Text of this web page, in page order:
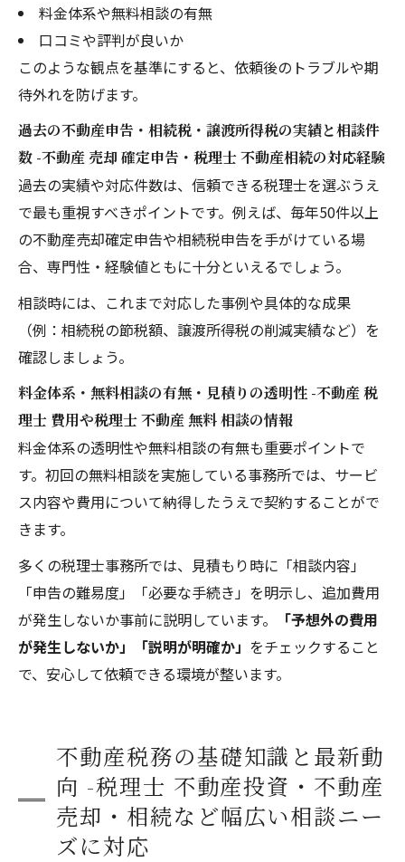
料金体系や無料相談の有無
口コミや評判が良いか
このような観点を基準にすると、依頼後のトラブルや期
待外れを防げます。
過去の不動産申告・相続税・譲渡所得税の実績と相談件
数 -不動産 売却 確定申告・税理士 不動産相続の対応経験
過去の実績や対応件数は、信頼できる税理士を選ぶうえ
で最も重視すべきポイントです。例えば、毎年50件以上
の不動産売却確定申告や相続税申告を手がけている場
合、専門性・経験値ともに十分といえるでしょう。
相談時には、これまで対応した事例や具体的な成果
（例：相続税の節税額、譲渡所得税の削減実績など）を
確認しましょう。
料金体系・無料相談の有無・見積りの透明性 -不動産 税
理士 費用や税理士 不動産 無料 相談の情報
料金体系の透明性や無料相談の有無も重要ポイントで
す。初回の無料相談を実施している事務所では、サービ
ス内容や費用について納得したうえで契約することがで
きます。
多くの税理士事務所では、見積もり時に「相談内容」
「申告の難易度」「必要な手続き」を明示し、追加費用
が発生しないか事前に説明しています。
「予想外の費用
が発生しないか」「説明が明確か」 をチェックすること
で、安心して依頼できる環境が整います。
不動産税務の基礎知識と最新動
向 -税理士 不動産投資・不動産
売却・相続など幅広い相談ニー
ズに対応